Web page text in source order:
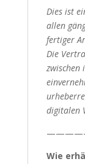
Dies ist
allen
fertiger
Die
zwischen
digitalen
Wie